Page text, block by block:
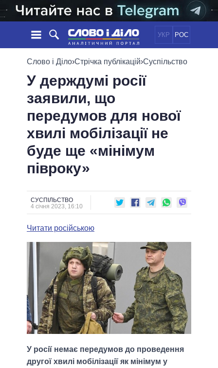
УКР РОС
НОВИНИ
СТРІЧКА
ПОДІЇ
СТАТТІ
ДУМКИ
ОГЛЯДИ
ДАЙДЖЕСТИ
ПОЛІТИКА
СУСПІЛЬСТВО
СВІТ
ОБIЦЯНКИ
ПОЛIТИКИ
УСІ ПОЛІТИКИ
ПРЕЗИДЕНТ І ОФІС
ВЕРХОВНА РАДА
КАБІНЕТ МІНІСТРІВ
МЕРИ МІСТ
ВСІ ПЕРСОНИ
ІНФОГРАФІКА
ВІДЕО
ПІДТРИМАТИ
ПОРІВНЯННЯ ПОЛІТИКІВ
Слово і Діло›Стрічка публікацій›Суспільство
У держдумі росії
заявили, що
передумов для нової
хвилі мобілізації не
буде ще «мінімум
півроку»
СУСПІЛЬСТВО
4 січня 2023, 16:10
Читати російською
У росії немає передумов до проведення
другої хвилі мобілізації як мінімум у